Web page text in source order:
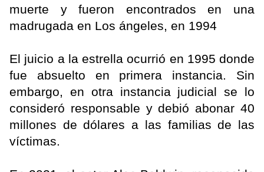
muerte y fueron encontrados en una
madrugada en Los ángeles, en 1994
El juicio a la estrella ocurrió en 1995 donde
fue absuelto en primera instancia. Sin
embargo, en otra instancia judicial se lo
consideró responsable y debió abonar 40
millones de dólares a las familias de las
víctimas.